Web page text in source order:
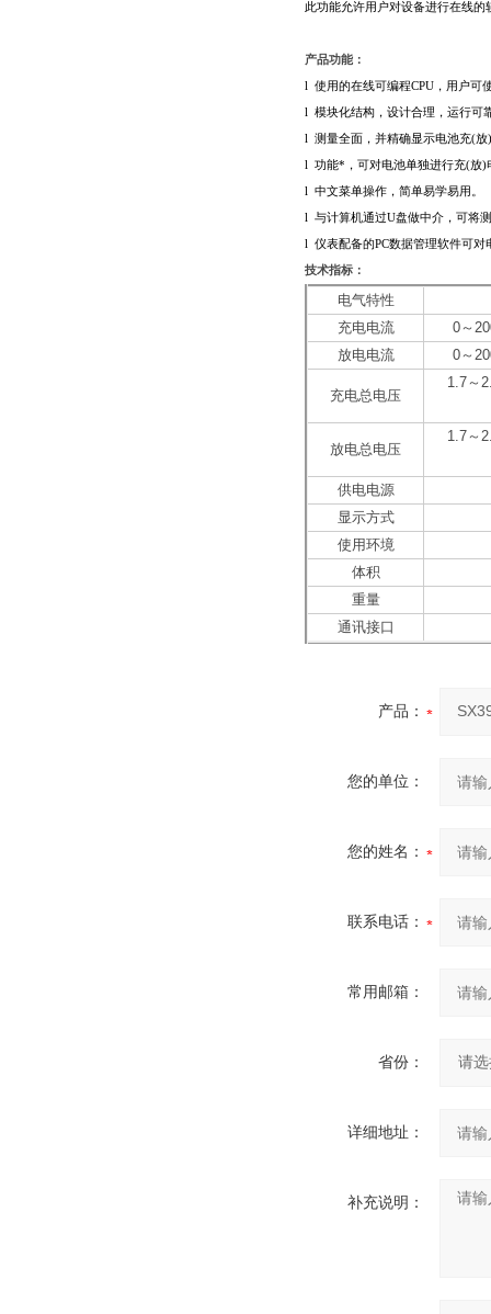
此功能允许用户对设备进行在线的
产品功能：
l 使用的在线可编程CPU，用户可
l 模块化结构，设计合理，运行可
l 测量全面，并精确显示电池充(
l 功能*，可对电池单独进行充(放
l 中文菜单操作，简单易学易用。
l 与计算机通过U盘做中介，可将
l 仪表配备的PC数据管理软件可
技术指标：
电气特性
充电电流
0～
放电电流
0～
充电总电压
1.7～
放电总电压
1.7～
供电电源
显示方式
使用环境
体积
重量
通讯接口
产品：
您的单位：
您的姓名：
联系电话：
常用邮箱：
省份：
详细地址：
补充说明：